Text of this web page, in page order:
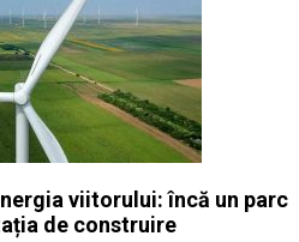
viitorului: încă un parc
de construire